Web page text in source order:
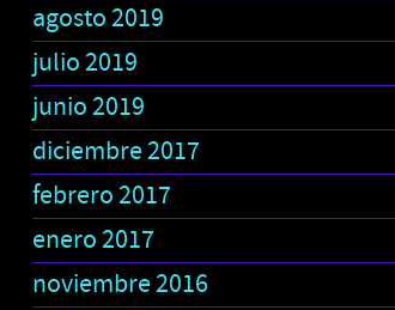
agosto 2019
julio 2019
junio 2019
diciembre 2017
febrero 2017
enero 2017
noviembre 2016